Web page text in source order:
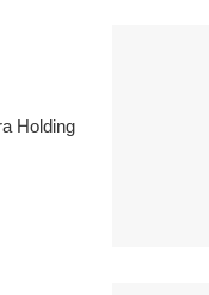
Holding